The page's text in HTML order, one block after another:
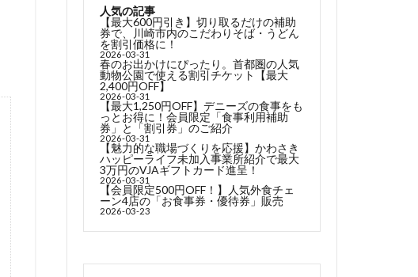
人気の記事
【最大600円引き】切り取るだけの補助
券で、川崎市内のこだわりそば・うどん
を割引価格に！
2026-03-31
春のお出かけにぴったり。首都圏の人気
動物公園で使える割引チケット【最大
2,400円OFF】
2026-03-31
【最大1,250円OFF】デニーズの食事をも
っとお得に！会員限定「食事利用補助
券」と「割引券」のご紹介
2026-03-31
【魅力的な職場づくりを応援】かわさき
ハッピーライフ未加入事業所紹介で最大
3万円のVJAギフトカード進呈！
2026-03-31
【会員限定500円OFF！】人気外食チェ
ーン4店の「お食事券・優待券」販売
2026-03-23